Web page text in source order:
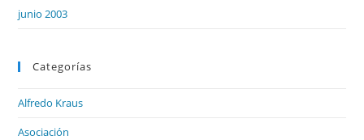
junio 2003
Categorías
Alfredo Kraus
Asociación